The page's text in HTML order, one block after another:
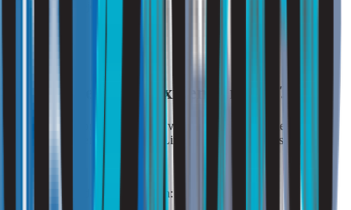
Hoe worden endotoxinen gemeten?
Endotoxinen worden verzameld via luchtbemonstering en
geanalyseerd met de LAL-test (Limulus Amebocyte Lysate).
Belangrijke aandachtspunten zijn: